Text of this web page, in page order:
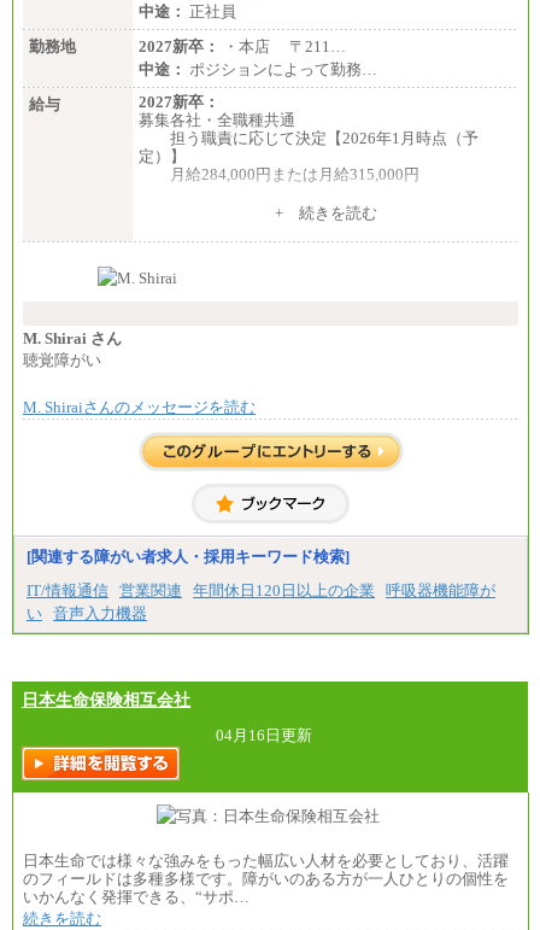
■(株)JTBパブリッシング ※2027年新卒募集終了
総合職 月給241,000円
中途：
①月給227,000円以上
②月給212,000円以上
③月給172,500円以上
④月給23万円～37万円
⑤月給20万円～25万円
⑥月給33万円～48万円
⑦月給271,000円以上
⑧～⑮月給200,000円〜月給400,000円
⑯月給185,000円以上
⑰月給237,000円以上
⑲東京：月給202,000 円以上 、京都：月給193,000 円
異なります
※試用期間中も給与に変更はございません。
中途： 正社員
勤務地
2027新卒：
・本店 〒211…
中途： ポジションによって勤務…
給与
2027新卒：
募集各社・全職種共通
担う職責に応じて決定【2026年1月時点（予
定）】
月給284,000円または月給315,000円
※入社後早期から、自律的な業務遂行が求めら
す。
い職責を担う方については、さらに高い金額を個別
※上記に加え、所定労働時間外に勤務をした場
※試用期間中も給与に変更はございません。
＜募集各社・全職種共通＞
月給21万円以上～
※試用期間中の給与に変更はありません。
ます。
+ 続きを読む
M. Shirai さん
聴覚障がい
M. Shiraiさんのメッセージを読む
[関連する障がい者求人・採用キーワード検索]
IT/情報通信 営業関連 年間休日120日以上の企業
呼吸器機能障が
い 音声入力機器
日本生命保険相互会社
04月16日更新
日本生命では様々な強みをもった幅広い人材を必要としており、活躍
のフィールドは多種多様です。障がいのある方が一人ひとりの個性を
いかんなく発揮できる、“サポ…
続きを読む